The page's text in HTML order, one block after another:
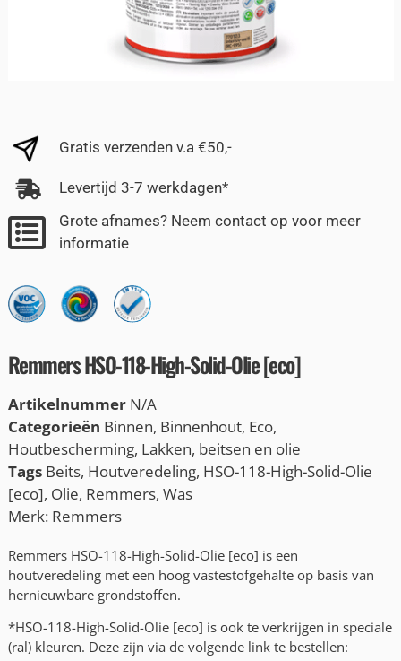
Gratis verzenden v.a €50,-
Levertijd 3-7 werkdagen*
Grote afnames? Neem contact op voor meer
informatie
Remmers HSO-118-High-Solid-Olie [eco]
Artikelnummer N/A
Categorieën Binnen, Binnenhout, Eco,
Houtbescherming, Lakken, beitsen en olie
Tags Beits, Houtveredeling, HSO-118-High-Solid-Olie
[eco], Olie, Remmers, Was
Merk: Remmers
Remmers HSO-118-High-Solid-Olie [eco] is een
houtveredeling met een hoog vastestofgehalte op basis van
hernieuwbare grondstoffen.
*HSO-118-High-Solid-Olie [eco] is ook te verkrijgen in speciale
(ral) kleuren. Deze zijn via de volgende link te bestellen: